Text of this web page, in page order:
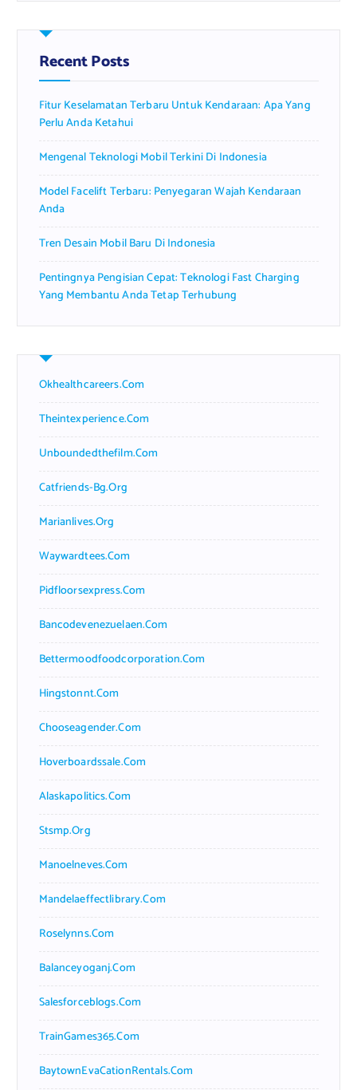
h
f
o
:
Recent Posts
Fitur Keselamatan Terbaru Untuk Kendaraan: Apa Yang
Perlu Anda Ketahui
Mengenal Teknologi Mobil Terkini Di Indonesia
Model Facelift Terbaru: Penyegaran Wajah Kendaraan
Anda
Tren Desain Mobil Baru Di Indonesia
Pentingnya Pengisian Cepat: Teknologi Fast Charging
Yang Membantu Anda Tetap Terhubung
Okhealthcareers.com
Theintexperience.com
Unboundedthefilm.com
Catfriends-Bg.org
Marianlives.org
Waywardtees.com
Pidfloorsexpress.com
Bancodevenezuelaen.com
Bettermoodfoodcorporation.com
Hingstonnt.com
Chooseagender.com
Hoverboardssale.com
Alaskapolitics.com
Stsmp.org
Manoelneves.com
Mandelaeffectlibrary.com
Roselynns.com
Balanceyoganj.com
Salesforceblogs.com
TrainGames365.com
BaytownEvaCationRentals.com